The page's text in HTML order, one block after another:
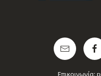
Επικοινωνία: